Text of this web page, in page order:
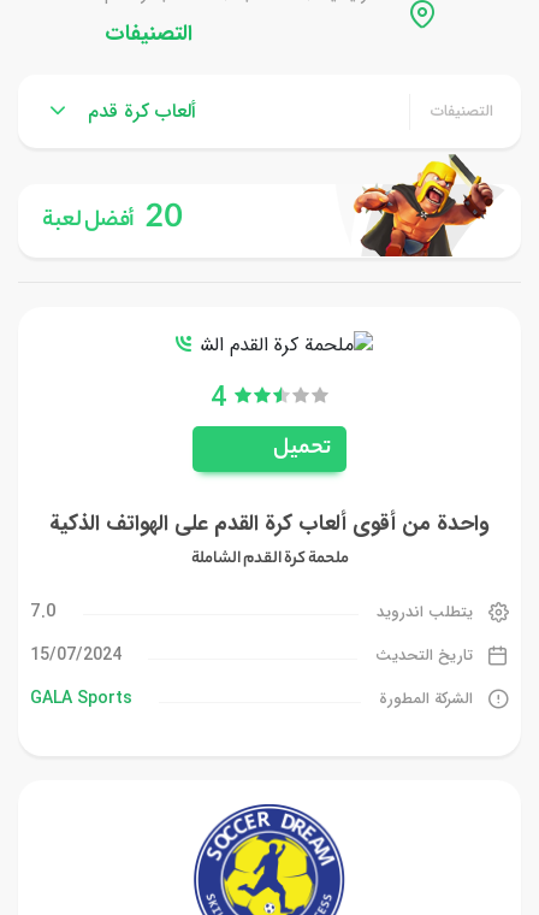
التصنيفات
التصنيفات ألعاب كرة قدم
20 أفضل لعبة
4
تحميل
واحدة من أقوى ألعاب كرة القدم على الهواتف الذكية
ملحمة كرة القدم الشاملة
يتطلب اندرويد 7.0
تاريخ التحديث 15/07/2024
الشركة المطورة GALA Sports